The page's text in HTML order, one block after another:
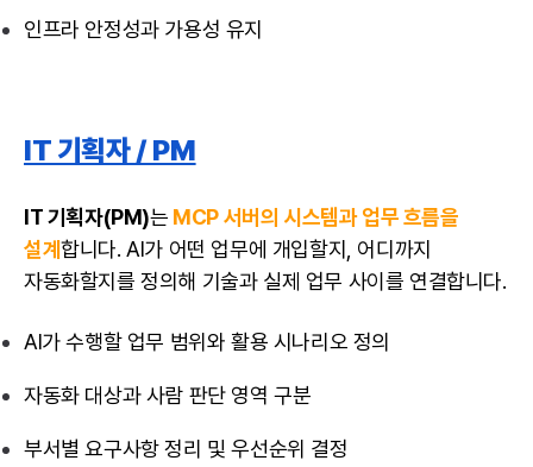
인프라 안정성과 가용성 유지
IT 기획자 / PM
IT 기획자(PM)는 MCP 서버의 시스템과 업무 흐름을
설계합니다. AI가 어떤 업무에 개입할지, 어디까지
자동화할지를 정의해 기술과 실제 업무 사이를 연결합니다.
AI가 수행할 업무 범위와 활용 시나리오 정의
자동화 대상과 사람 판단 영역 구분
부서별 요구사항 정리 및 우선순위 결정